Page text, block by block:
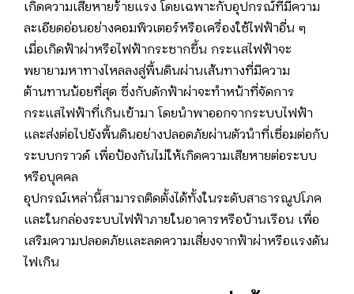
เกิดความเสียหายร้ายแรง โดยเฉพาะกับอุปกรณ์ที่มีความ
ละเอียดอ่อนอย่างคอมพิวเตอร์หรือเครื่องใช้ไฟฟ้าอื่น ๆ
เมื่อเกิดฟ้าผ่าหรือไฟฟ้ากระชากขึ้น กระแสไฟฟ้าจะ
พยายามหาทางไหลลงสู่พื้นดินผ่านเส้นทางที่มีความ
ต้านทานน้อยที่สุด ซึ่งกับดักฟ้าผ่าจะทำหน้าที่จัดการ
กระแสไฟฟ้าที่เกินเข้ามา โดยนำพาออกจากระบบไฟฟ้า
และส่งต่อไปยังพื้นดินอย่างปลอดภัยผ่านตัวนำที่เชื่อมต่อกับ
ระบบกราวด์ เพื่อป้องกันไม่ให้เกิดความเสียหายต่อระบบ
หรือบุคคล
อุปกรณ์เหล่านี้สามารถติดตั้งได้ทั้งในระดับสาธารณูปโภค
และในกล่องระบบไฟฟ้าภายในอาคารหรือบ้านเรือน เพื่อ
เสริมความปลอดภัยและลดความเสี่ยงจากฟ้าผ่าหรือแรงดัน
ไฟเกิน